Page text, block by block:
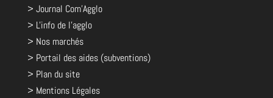
> Journal Com'Agglo
> L'info de l'agglo
> Nos marchés
> Portail des aides (subventions)
> Plan du site
> Mentions Légales